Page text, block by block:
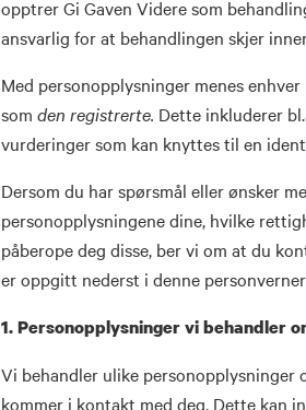
opptrer Gi Gaven Videre som
ansvarlig for at behandlingen skjer
Med personopplysninger menes
som den registrerte. Dette inkluderer
vurderinger som kan knyttes til en
Dersom du har spørsmål eller ønsker
personopplysningene dine, hvilke
påberope deg disse, ber vi om at du
er oppgitt nederst i denne
1. Personopplysninger vi behandler
Vi behandler ulike personopplysninger
kommer i kontakt med deg. Dette kan